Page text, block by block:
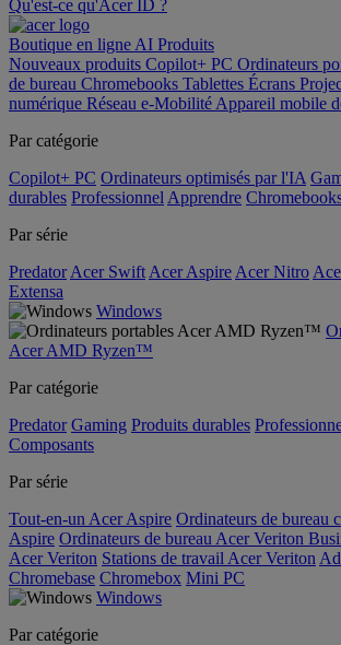
Qu'est-ce qu'Acer ID ?
Boutique en ligne AI Produits
Nouveaux produits Copilot+ PC Ordinateurs
de bureau Chromebooks Tablettes Écrans
numérique Réseau e-Mobilité Appareil mobile
Par catégorie
Copilot+ PC Ordinateurs optimisés par l'IA
durables Professionnel Apprendre
Par série
Predator Acer Swift Acer Aspire Acer Nitro
Extensa
Windows
Acer AMD Ryzen™
Par catégorie
Predator Gaming Produits durables
Composants
Par série
Tout-en-un Acer Aspire Ordinateurs de bureau
Aspire Ordinateurs de bureau Acer Veriton
Acer Veriton Stations de travail Acer Veriton
Chromebase Chromebox Mini PC
Windows
Par catégorie